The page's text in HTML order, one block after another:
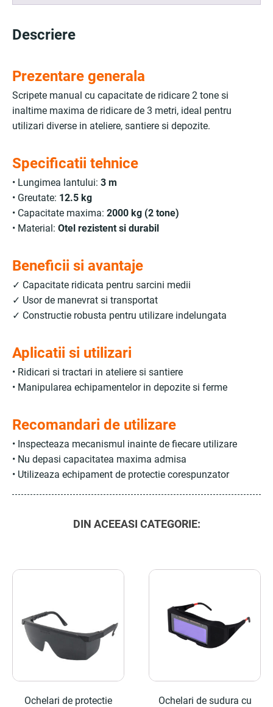
Descriere
Prezentare generala
Scripete manual cu capacitate de ridicare 2 tone si
inaltime maxima de ridicare de 3 metri, ideal pentru
utilizari diverse in ateliere, santiere si depozite.
Specificatii tehnice
• Lungimea lantului: 3 m
• Greutate: 12.5 kg
• Capacitate maxima: 2000 kg (2 tone)
• Material: Otel rezistent si durabil
Beneficii si avantaje
✓ Capacitate ridicata pentru sarcini medii
✓ Usor de manevrat si transportat
✓ Constructie robusta pentru utilizare indelungata
Aplicatii si utilizari
• Ridicari si tractari in ateliere si santiere
• Manipularea echipamentelor in depozite si ferme
Recomandari de utilizare
• Inspecteaza mecanismul inainte de fiecare utilizare
• Nu depasi capacitatea maxima admisa
• Utilizeaza echipament de protectie corespunzator
DIN ACEEASI CATEGORIE:
Ochelari de protectie
Ochelari de sudura cu